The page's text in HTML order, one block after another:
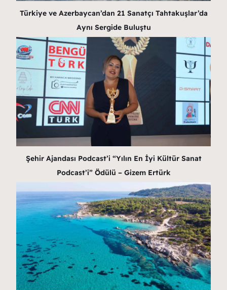
Türkiye ve Azerbaycan’dan 21 Sanatçı Tahtakuşlar’da
Aynı Sergide Buluştu
Şehir Ajandası Podcast’i “Yılın En İyi Kültür Sanat
Podcast’i” Ödülü – Gizem Ertürk